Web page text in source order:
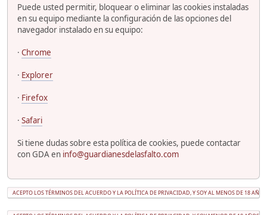
Puede usted permitir, bloquear o eliminar las cookies instaladas
en su equipo mediante la configuración de las opciones del
navegador instalado en su equipo:
· Chrome
· Explorer
· Firefox
· Safari
Si tiene dudas sobre esta política de cookies, puede contactar
con GDA en info@guardianesdelasfalto.com